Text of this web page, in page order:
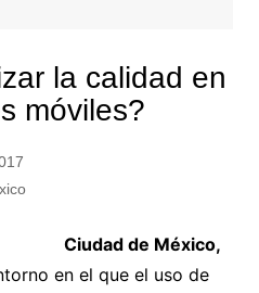
la calidad en
móviles?
Ciudad de México,
en el que el uso de